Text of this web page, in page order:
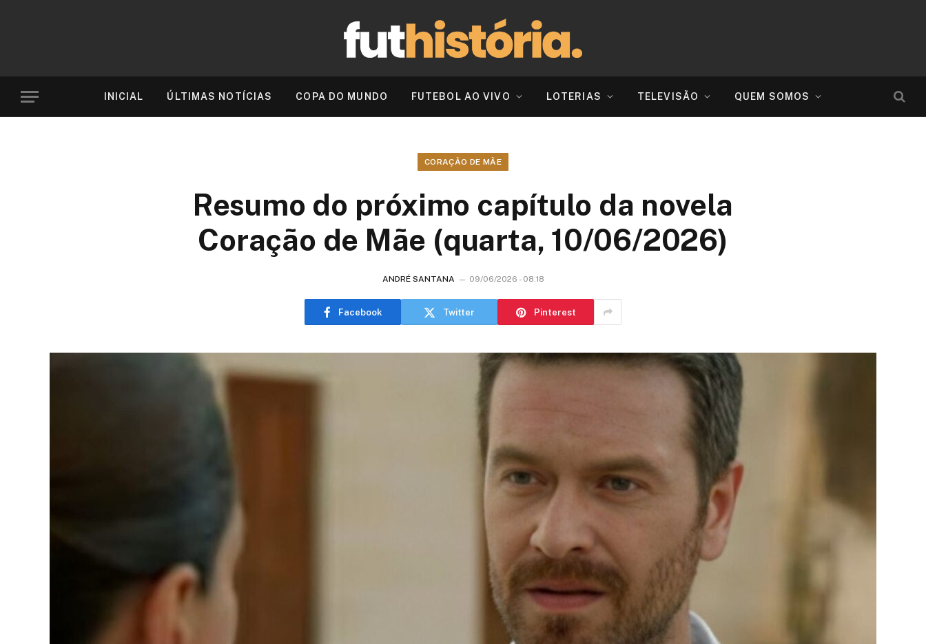
INICIAL ÚLTIMAS NOTÍCIAS COPA DO MUNDO FUTEBOL AO VIVO LOTERIAS TELEVISÃO QUEM SOMOS
CORAÇÃO DE MÃE
Resumo do próximo capítulo da novela
Coração de Mãe (quarta, 10/06/2026)
ANDRÉ SANTANA 09/06/2026 - 08:18
Facebook Twitter Pinterest